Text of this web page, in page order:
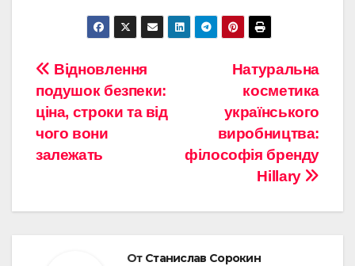
Навигация
по
записям
Натуральна
косметика
українського
виробництва:
філософія бренду
Hillary
Відновлення
подушок безпеки:
ціна, строки та від
чого вони
залежать
От Станислав Сорокин